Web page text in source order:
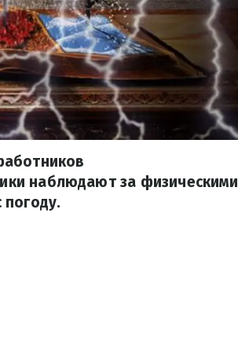
наблюдают за физическими